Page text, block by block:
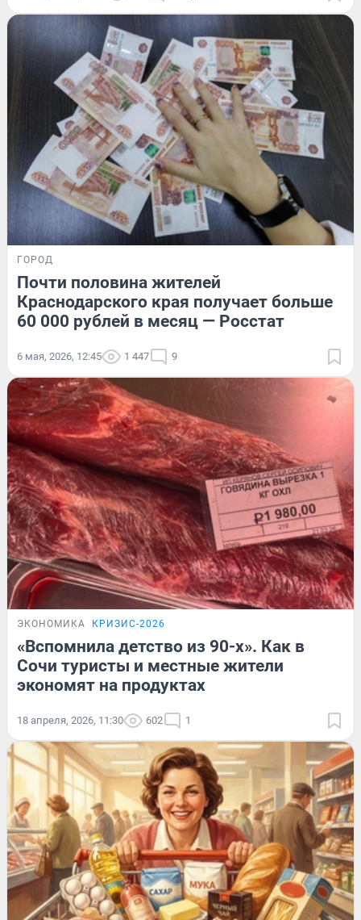
ГОРОД
Почти половина жителей
Краснодарского края получает больше
60 000 рублей в месяц — Росстат
6 мая, 2026, 12:45 1 447 9
ЭКОНОМИКА КРИЗИС-2026
«Вспомнила детство из 90-х». Как в
Сочи туристы и местные жители
экономят на продуктах
18 апреля, 2026, 11:30 602 1